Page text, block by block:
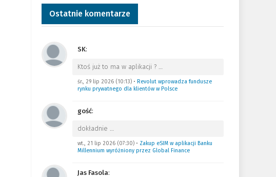
Ostatnie komentarze
SK:
Ktoś już to ma w aplikacji ? …
śr., 29 lip 2026 (10:13)• Revolut wprowadza fundusze
rynku prywatnego dla klientów w Polsce
gość:
dokładnie …
wt., 21 lip 2026 (07:30)• Zakup eSIM w aplikacji Banku
Millennium wyróżniony przez Global Finance
Jas Fasola: